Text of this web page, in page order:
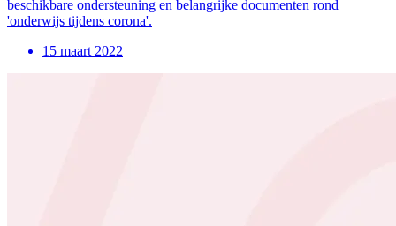
beschikbare ondersteuning en belangrijke documenten rond
'onderwijs tijdens corona'.
15 maart 2022